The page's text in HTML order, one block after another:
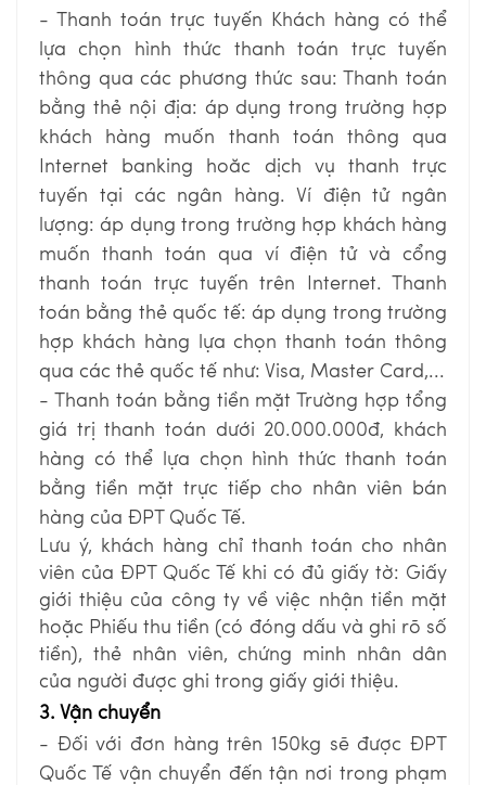
- Thanh toán trực tuyến Khách hàng có thể
lựa chọn hình thức thanh toán trực tuyến
thông qua các phương thức sau: Thanh toán
bằng thẻ nội địa: áp dụng trong trường hợp
khách hàng muốn thanh toán thông qua
Internet banking hoăc dịch vụ thanh trực
tuyến tại các ngân hàng. Ví điện tử ngân
lượng: áp dụng trong trường hợp khách hàng
muốn thanh toán qua ví điện tử và cổng
thanh toán trực tuyến trên Internet. Thanh
toán bằng thẻ quốc tế: áp dụng trong trường
hợp khách hàng lựa chọn thanh toán thông
qua các thẻ quốc tế như: Visa, Master Card,...
- Thanh toán bằng tiền mặt Trường hợp tổng
giá trị thanh toán dưới 20.000.000đ, khách
hàng có thể lựa chọn hình thức thanh toán
bằng tiền mặt trực tiếp cho nhân viên bán
hàng của ĐPT Quốc Tế.
Lưu ý, khách hàng chỉ thanh toán cho nhân
viên của ĐPT Quốc Tế khi có đủ giấy tờ: Giấy
giới thiệu của công ty về việc nhận tiền mặt
hoặc Phiếu thu tiền (có đóng dấu và ghi rõ số
tiền), thẻ nhân viên, chứng minh nhân dân
của người được ghi trong giấy giới thiệu.
3. Vận chuyển
- Đối với đơn hàng trên 150kg sẽ được ĐPT
Quốc Tế vận chuyển đến tận nơi trong phạm